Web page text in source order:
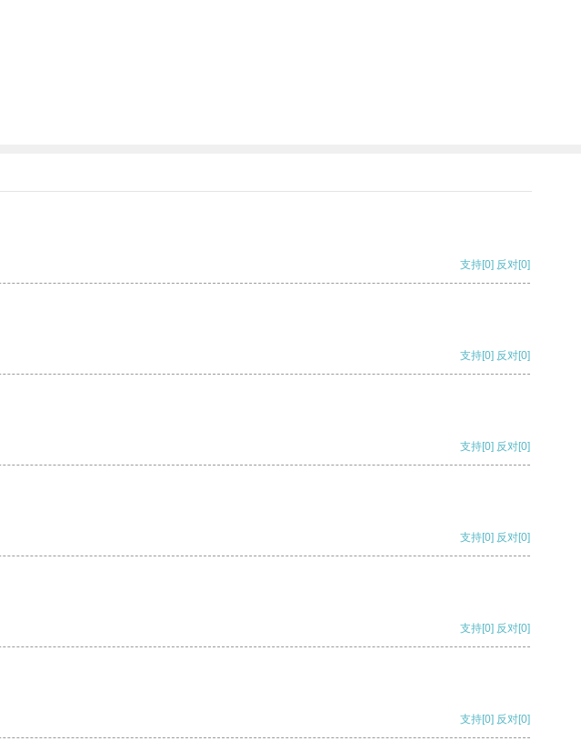
支持[0] 反对[0]
支持[0] 反对[0]
支持[0] 反对[0]
支持[0] 反对[0]
支持[0] 反对[0]
支持[0] 反对[0]